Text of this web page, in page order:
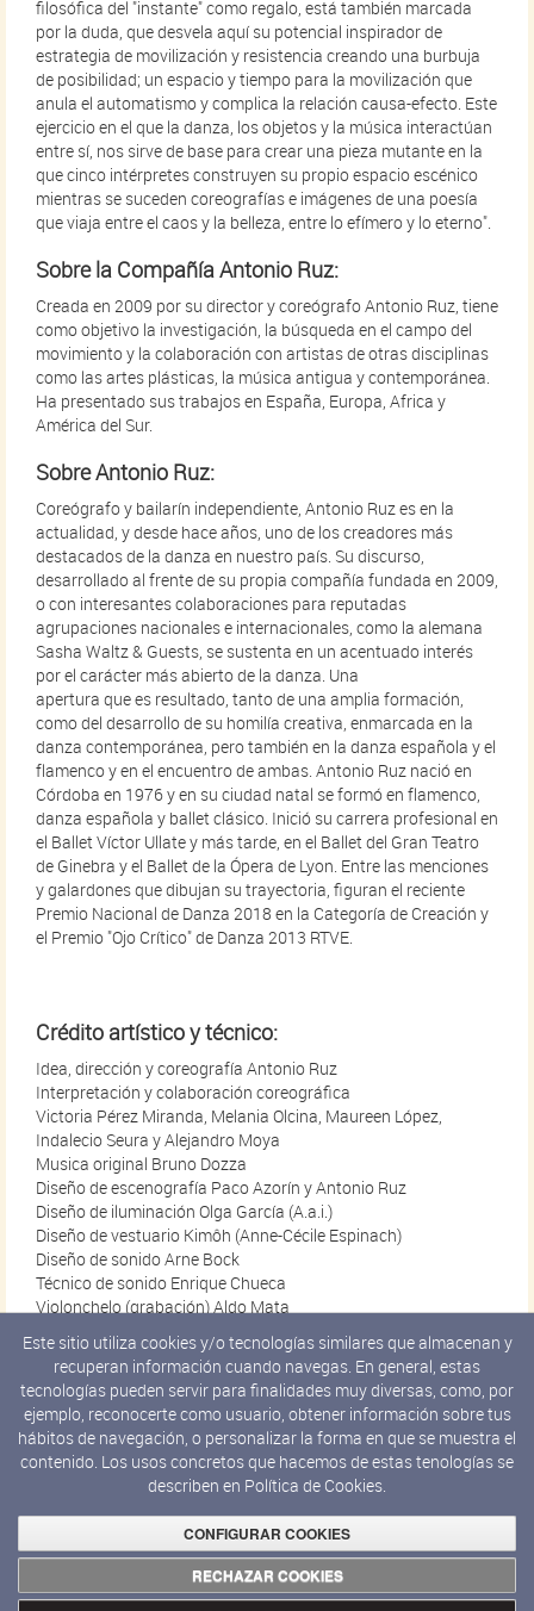
filosófica del "instante" como regalo, está también marcada
por la duda, que desvela aquí su potencial inspirador de
estrategia de movilización y resistencia creando una burbuja
de posibilidad; un espacio y tiempo para la movilización que
anula el automatismo y complica la relación causa-efecto. Este
ejercicio en el que la danza, los objetos y la música interactúan
entre sí, nos sirve de base para crear una pieza mutante en la
que cinco intérpretes construyen su propio espacio escénico
mientras se suceden coreografías e imágenes de una poesía
que viaja entre el caos y la belleza, entre lo efímero y lo eterno".
Sobre la Compañía Antonio Ruz:
Creada en 2009 por su director y coreógrafo Antonio Ruz, tiene
como objetivo la investigación, la búsqueda en el campo del
movimiento y la colaboración con artistas de otras disciplinas
como las artes plásticas, la música antigua y contemporánea.
Ha presentado sus trabajos en España, Europa, Africa y
América del Sur.
Sobre Antonio Ruz:
Coreógrafo y bailarín independiente, Antonio Ruz es en la
actualidad, y desde hace años, uno de los creadores más
destacados de la danza en nuestro país. Su discurso,
desarrollado al frente de su propia compañía fundada en 2009,
o con interesantes colaboraciones para reputadas
agrupaciones nacionales e internacionales, como la alemana
Sasha Waltz & Guests, se sustenta en un acentuado interés
por el carácter más abierto de la danza. Una
apertura que es resultado, tanto de una amplia formación,
como del desarrollo de su homilía creativa, enmarcada en la
danza contemporánea, pero también en la danza española y el
flamenco y en el encuentro de ambas. Antonio Ruz nació en
Córdoba en 1976 y en su ciudad natal se formó en flamenco,
danza española y ballet clásico. Inició su carrera profesional en
el Ballet Víctor Ullate y más tarde, en el Ballet del Gran Teatro
de Ginebra y el Ballet de la Ópera de Lyon. Entre las menciones
y galardones que dibujan su trayectoria, figuran el reciente
Premio Nacional de Danza 2018 en la Categoría de Creación y
el Premio "Ojo Crítico" de Danza 2013 RTVE.
Crédito artístico y técnico:
Idea, dirección y coreografía Antonio Ruz
Interpretación y colaboración coreográfica
Victoria Pérez Miranda, Melania Olcina, Maureen López,
Indalecio Seura y Alejandro Moya
Musica original Bruno Dozza
Diseño de escenografía Paco Azorín y Antonio Ruz
Diseño de iluminación Olga García (A.a.i.)
Diseño de vestuario Kimôh (Anne-Cécile Espinach)
Diseño de sonido Arne Bock
Técnico de sonido Enrique Chueca
Violonchelo (grabación) Aldo Mata
Producción Paola Villegas y Gabriel Blanco [ Spectare ]
Fotografía work in progress Laura Ortega
Vídeo work in progress Ainara Nieves
Vídeo promocional María Salgado
Comunicación Josi Cortés Comunicación
Distribución Valeria Cosi
Con la colaboración de los Teatros del Canal
Con el apoyo de Ayuntamiento de Madrid
Este sitio utiliza cookies y/o tecnologías similares que almacenan y
recuperan información cuando navegas. En general, estas
tecnologías pueden servir para finalidades muy diversas, como, por
ejemplo, reconocerte como usuario, obtener información sobre tus
hábitos de navegación, o personalizar la forma en que se muestra el
contenido. Los usos concretos que hacemos de estas tenologías se
describen en Política de Cookies.
CONFIGURAR COOKIES
RECHAZAR COOKIES